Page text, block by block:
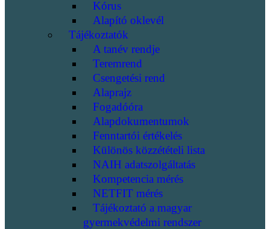
Kórus
Alapító oklevél
Tájékoztatók
A tanév rendje
Teremrend
Csengetési rend
Alaprajz
Fogadóóra
Alapdokumentumok
Fenntartói értékelés
Különös közzétételi lista
NAIH adatszolgáltatás
Kompetencia mérés
NETFIT mérés
Tájékoztató a magyar
gyermekvédelmi rendszer